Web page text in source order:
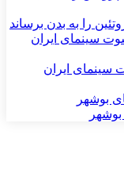
را به بدن برساند
سینمای ایران